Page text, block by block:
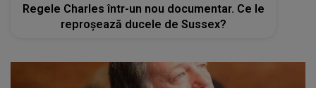
Regele Charles într-un nou documentar. Ce le
reproșează ducele de Sussex?